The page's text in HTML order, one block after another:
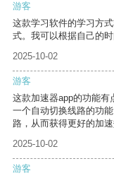
游客
这款学习软件的学习方
式。我可以根据自己的时
2025-10-02
游客
这款加速器app的功能有
一个自动切换线路的功
路，从而获得更好的加速
2025-10-02
游客